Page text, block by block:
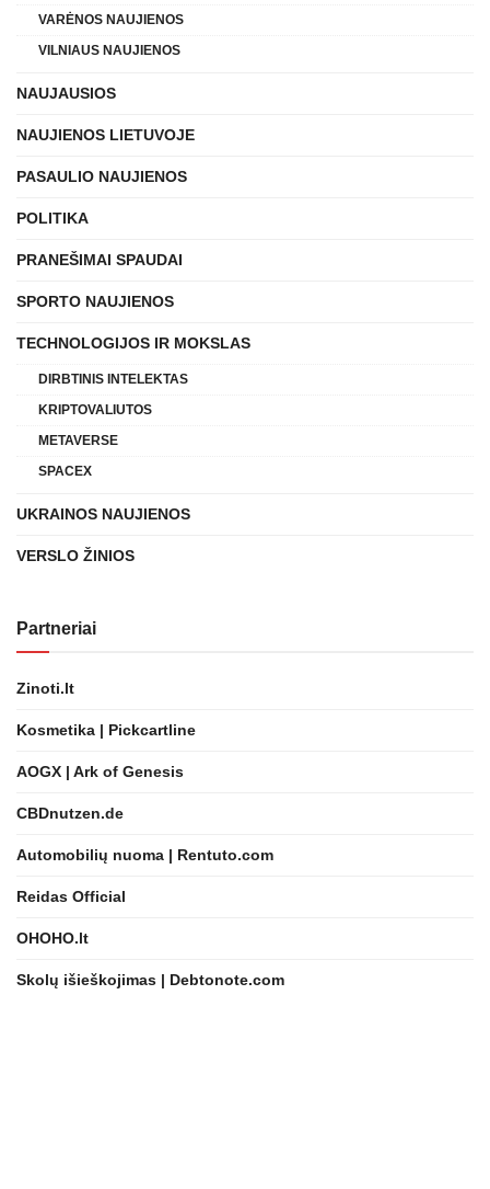
VARĖNOS NAUJIENOS
VILNIAUS NAUJIENOS
NAUJAUSIOS
NAUJIENOS LIETUVOJE
PASAULIO NAUJIENOS
POLITIKA
PRANEŠIMAI SPAUDAI
SPORTO NAUJIENOS
TECHNOLOGIJOS IR MOKSLAS
DIRBTINIS INTELEKTAS
KRIPTOVALIUTOS
METAVERSE
SPACEX
UKRAINOS NAUJIENOS
VERSLO ŽINIOS
Partneriai
Zinoti.lt
Kosmetika | Pickcartline
AOGX | Ark of Genesis
CBDnutzen.de
Automobilių nuoma | Rentuto.com
Reidas Official
OHOHO.lt
Skolų išieškojimas | Debtonote.com